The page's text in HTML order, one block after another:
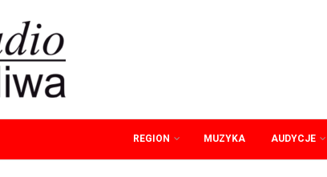
REGION MUZYKA AUDYCJE